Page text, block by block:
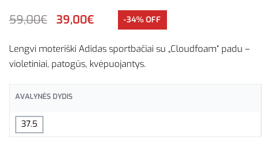
59,00€ 39,00€ -34% OFF
Lengvi moteriški Adidas sportbačiai su „Cloudfoam“ padu –
violetiniai, patogūs, kvėpuojantys.
AVALYNĖS DYDIS
37.5